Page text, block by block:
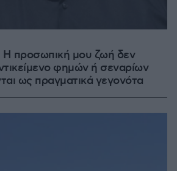
Η προσωπική μου ζωή δεν
φημών ή σεναρίων
ως πραγματικά γεγονότα